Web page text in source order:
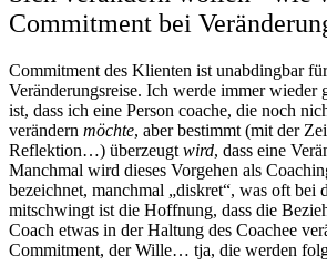
Commitment bei
Commitment des Klienten ist unabdingbar
Veränderungsreise. Ich werde immer wieder
ist, dass ich eine Person coache, die noch
verändern möchte, aber bestimmt (mit der
Reflektion…) überzeugt wird, dass eine
Manchmal wird dieses Vorgehen als
bezeichnet, manchmal „diskret“, was oft bei
mitschwingt ist die Hoffnung, dass die
Coach etwas in der Haltung des Coachee
Commitment, der Wille… tja, die werden